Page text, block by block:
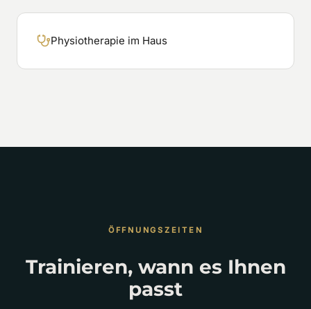
Physiotherapie im Haus
ÖFFNUNGSZEITEN
Trainieren, wann es Ihnen
passt